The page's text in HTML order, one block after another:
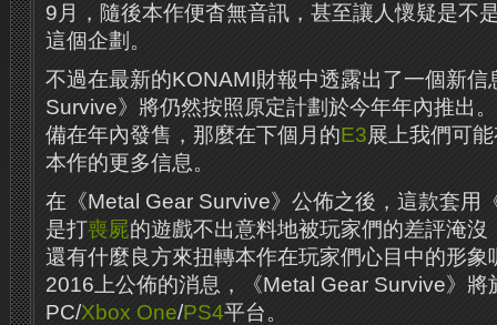
9月，隨後本作便杳無音訊，甚至讓人懷疑是不
這個企劃。
不過在最新的KONAMI財報中透露出了一個新信
Survive》將仍然按照原定計劃於今年年內推出
備在年內發售，那麼在下個月的E3展上我們可
本作的更多信息。
在《Metal Gear Survive》公佈之後，這款套用
是打喪屍的遊戲不出意料地被玩家們的差評淹
還有什麼良方來扭轉本作在玩家們心目中的形
2016上公佈的消息，《Metal Gear Survive》將
PC/Xbox One/PS4平台。